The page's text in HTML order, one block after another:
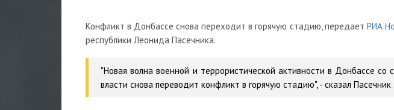
Конфликт в Донбассе снова переходит в горячую стадию, передает РИА
республики Леонида Пасечника.
"Новая волна военной и террористической активности в Донбассе
власти снова переводит конфликт в горячую стадию", - сказал